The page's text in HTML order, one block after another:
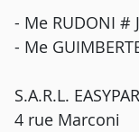
- Me RUDONI #
- Me
S.A.R.L.
4 rue Marconi